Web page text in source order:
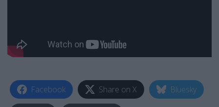
Facebook Share on X Bluesky